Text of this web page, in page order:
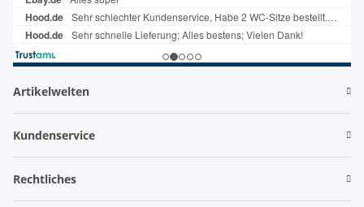
Artikelwelten
Kundenservice
Rechtliches